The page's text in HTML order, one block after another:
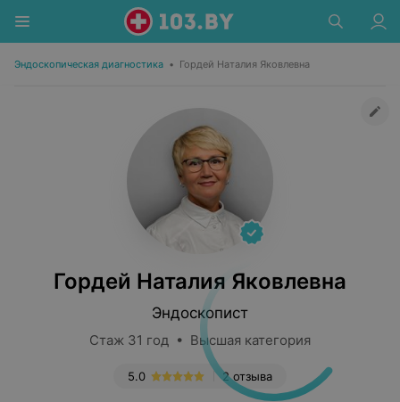
Эндоскопическая диагностика • Гордей Наталия Якoвлевна
Гордей Наталия Якoвлевна
Эндоскопист
Стаж 31 год • Высшая категория
2 отзыва
5.0